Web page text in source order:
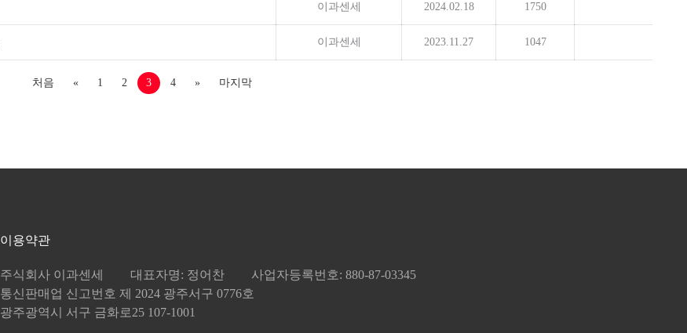
이과센세 2024.02.18 1750
이과센세 2023.11.27 1047
처음 « 1 2 3 4 » 마지막
이용약관
주식회사 이과센세 대표자명: 정어찬
사업자등록번호: 880-87-03345
통신판매업 신고번호 제 2024 광주서구 0776호
광주광역시 서구 금화로25 107-1001